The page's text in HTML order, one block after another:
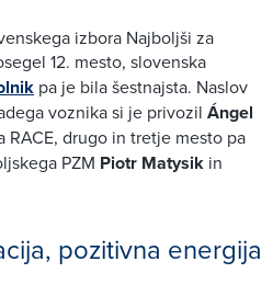
izbora Najboljši za
12. mesto, slovenska
pa je bila šestnajsta. Naslov
voznika si je privozil Ángel
RACE, drugo in tretje mesto pa
PZM Piotr Matysik in
pozitivna energija